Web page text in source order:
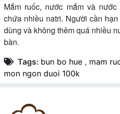
Mắm ruốc, nước mắm và
chứa nhiều natri. Người cần
dùng và không thêm quá nhiều
bàn.
Tags: bun bo hue , mam
mon ngon duoi 100k